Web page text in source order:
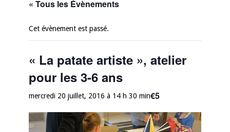
« Tous les Évènements
Cet évènement est passé.
« La patate artiste », atelier
pour les 3-6 ans
mercredi 20 juillet, 2016 à 14 h 30 min€5